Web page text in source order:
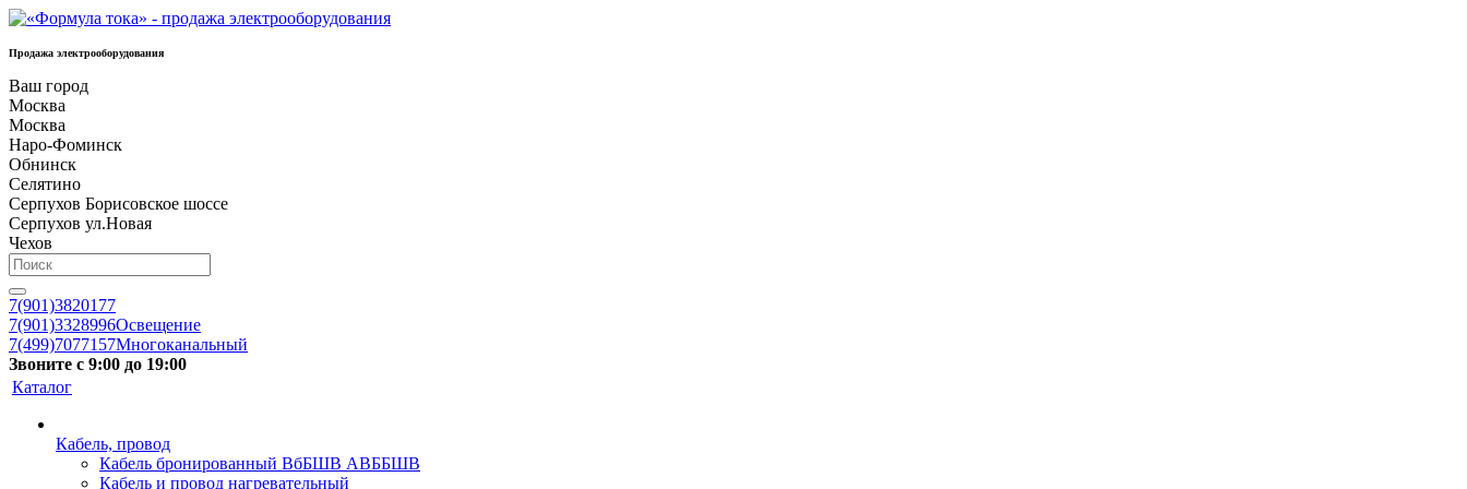
Продажа электрооборудования
Ваш город
Москва
Москва
Наро-Фоминск
Обнинск
Селятино
Серпухов Борисовское шоссе
Серпухов ул.Новая
Чехов
7(901)3820177
7(901)3328996Освещение
7(499)7077157Многоканальный
Звоните с 9:00 до 19:00
Каталог
Кабель, провод
Кабель бронированный ВбБШВ АВББШВ
Кабель и провод нагревательный